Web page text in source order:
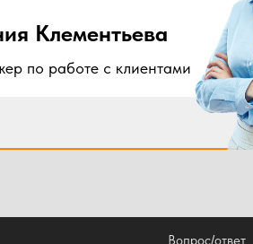
Клементьева
по работе с клиентами
Вопрос/ответ